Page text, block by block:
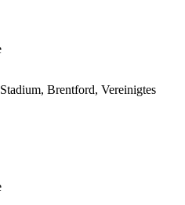
, Brentford, Vereinigtes